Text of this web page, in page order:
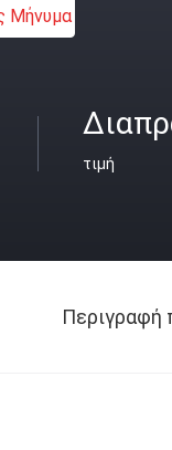
Μήνυμα
τιμή
Περιγραφή